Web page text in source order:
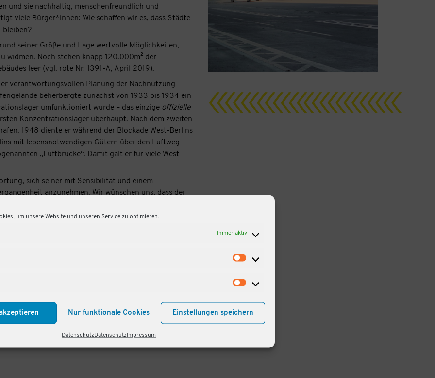
um unsere Website und unseren Service zu optimieren.
Immer aktiv
Statistiken
Marketing
Nur funktionale Cookies Einstellungen speichern
DatenschutzDatenschutzImpressum
und sie nachhaltig, menschenfreundlich und
viele Bürger*innen: Wie schaffen wir es, dass Städte
bleiben?
seiner Größe und Lage wertvolle Möglichkeiten,
widmen. Noch stehen knapp 120.000m² der
leer (vgl. rote Nr. 1391-A, April 2019).
verantwortungsvollen Planung der Nachnutzung
beherbergte zunächst von 1933 bis 1934 ein
umfunktioniert wurde – das einzige offizielle
Konzentrationslager überhaupt. Nach dem zweiten
1948 diente er während der Blockade West-Berlins
mit lebensnotwendigen Gütern über den Luftweg
„Luftbrücke“. Damit galt er für viele West-
sich seiner mit Sensibilität und einem
anzunehmen. Wir wünschen uns, dass der
und Lebensrealitäten aller Berliner*innen
die bei der Stadtplanung oft vernachlässigt werden.
durchaus umsetzbar: Das
laut Koalitionsvertrag mit den Bürger*innen Berlins
Nutzungen ermöglichen. Wie genau dieses
ist noch nicht bekannt. Es gibt jedoch
von denen wir für den THF lernen können.
(07.08.2019, Irina Christiani, Mona Saddei, Jule Hanske)